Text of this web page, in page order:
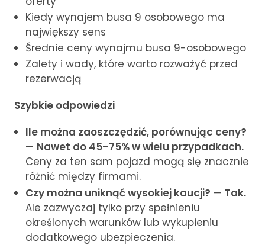
Kiedy wynajem busa 9 osobowego ma
największy sens
Średnie ceny wynajmu busa 9-osobowego
Zalety i wady, które warto rozważyć przed
rezerwacją
Szybkie odpowiedzi
Ile można zaoszczędzić, porównując ceny?
— Nawet do 45–75% w wielu przypadkach.
Ceny za ten sam pojazd mogą się znacznie
różnić między firmami.
Czy można uniknąć wysokiej kaucji? — Tak.
Ale zazwyczaj tylko przy spełnieniu
określonych warunków lub wykupieniu
dodatkowego ubezpieczenia.